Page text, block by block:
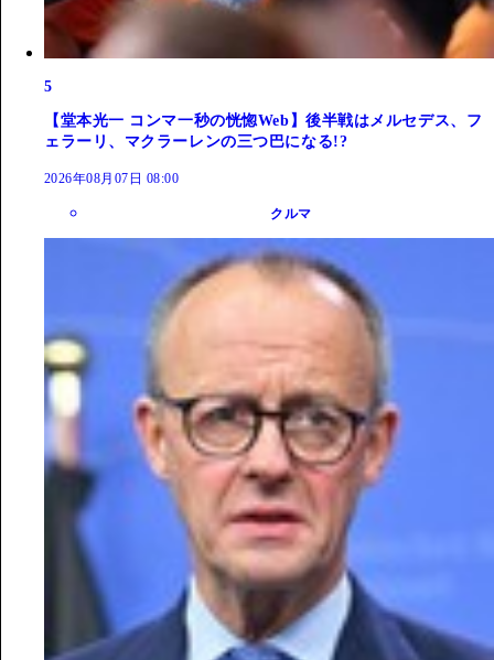
5
【堂本光一 コンマ一秒の恍惚Web】後半戦はメルセデス、フ
ェラーリ、マクラーレンの三つ巴になる!?
2026年08月07日 08:00
クルマ